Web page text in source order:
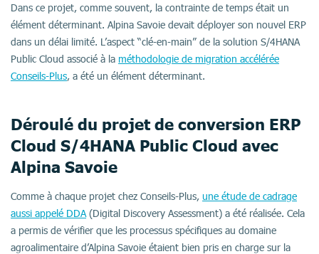
Dans ce projet, comme souvent, la contrainte de temps était un
élément déterminant. Alpina Savoie devait déployer son nouvel ERP
dans un délai limité. L’aspect “clé-en-main” de la solution S/4HANA
Public Cloud associé à la méthodologie de migration accélérée
Conseils-Plus, a été un élément déterminant.
Déroulé du projet de conversion ERP
Cloud S/4HANA Public Cloud avec
Alpina Savoie
Comme à chaque projet chez Conseils-Plus, une étude de cadrage
aussi appelé DDA (Digital Discovery Assessment) a été réalisée. Cela
a permis de vérifier que les processus spécifiques au domaine
agroalimentaire d’Alpina Savoie étaient bien pris en charge sur la